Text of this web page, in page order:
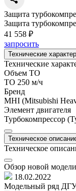
Защита
Защита
41 558 ₽
запросить
Технические
Технические
Объем ТО
ТО 250 м/ч
Бренд
MHI (Mitsubishi
Элемент двигателя
Турбокомпрессор
Техническое
Техническое
Обзор новой
18.02.2022
Модельный ряд